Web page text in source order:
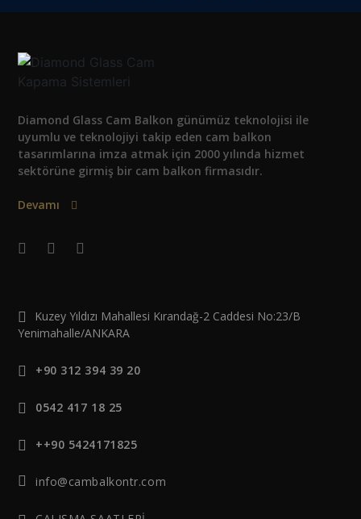
Diamond Glass Cam Balkon günümüz teknolojisi ile
uyumlu ve teknolojiyi takip eden cam balkon
tasarımlarına imza atmak için 2000 yılında hizmet
sektörüne girmiş bir cam balkon firmasıdır.
Devamı
Kuzey Yıldızı Mahallesi Kırandağ-2 Caddesi No:23/B
Yenimahalle/ANKARA
+90 312 394 39 20
0542 417 18 25
++90 5424171825
info@cambalkontr.com